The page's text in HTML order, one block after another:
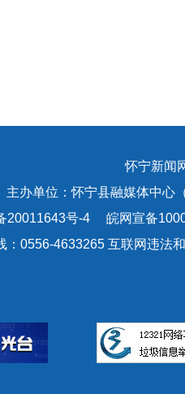
怀宁新闻
主办单位：怀宁县融媒体中心
20011643号-4 皖网宣备
：0556-4633265 互联网违法